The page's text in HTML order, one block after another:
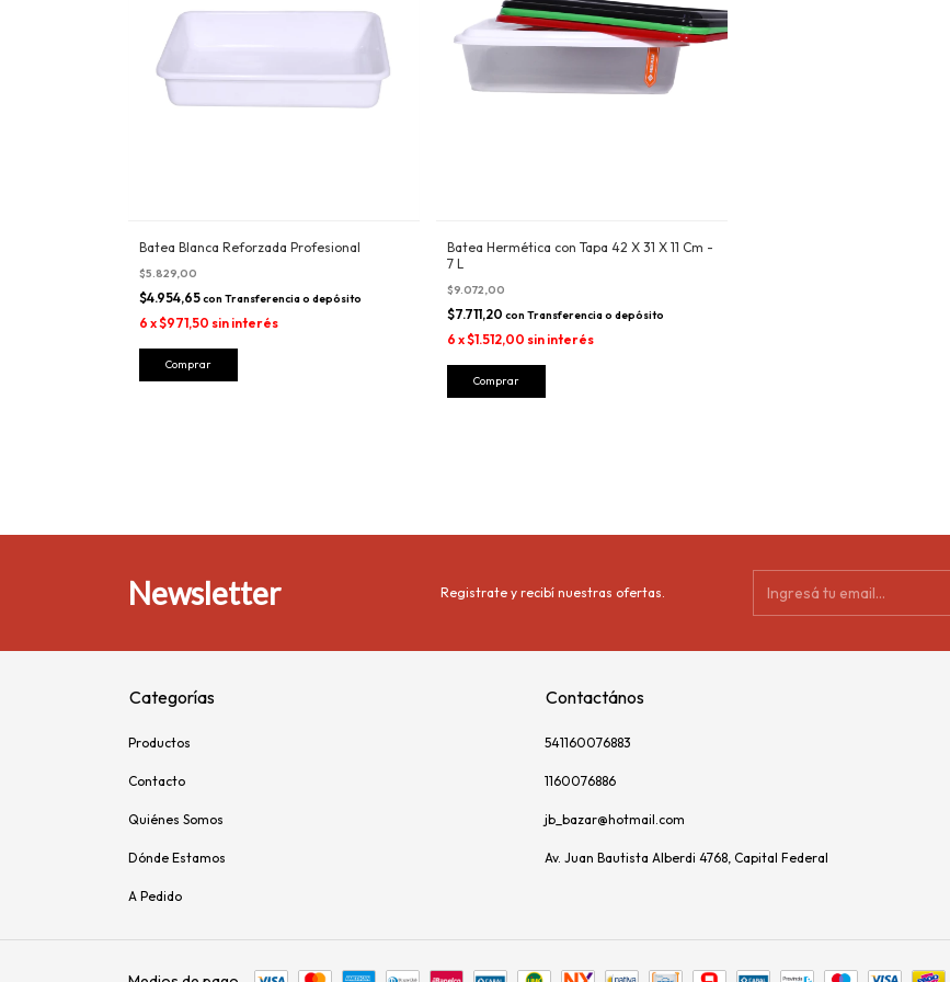
Batea Blanca Reforzada Profesional
$5.829,00
$4.954,65con Transferencia o depósito
6 x$971,50 sin interés
Comprar
Batea Hermética con Tapa 42 X 31 X 11 Cm -
7 L
$9.072,00
$7.711,20con Transferencia o depósito
6 x$1.512,00 sin interés
Newsletter Registrate y recibí nuestras ofertas.
Categorías
Productos
Contacto
Quiénes Somos
Dónde Estamos
A Pedido
Contactános
541160076883
1160076886
jb_bazar@hotmail.com
Av. Juan Bautista Alberdi 4768, Capital Federal